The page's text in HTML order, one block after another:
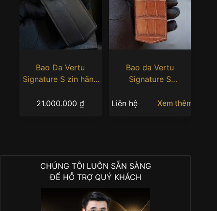
Bao Da Vertu
Signature S zin hãng
21.000.000₫
Bao da Vertu
Signature S
màu nâu
Liên hệ Xem thêm
CHÚNG TÔI LUÔN SẴN SÀNG
ĐỂ HỖ TRỢ QUÝ KHÁCH